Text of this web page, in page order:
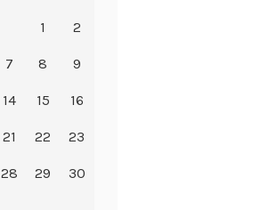
1 2
7 8 9
14 15 16
21 22 23
28 29 30